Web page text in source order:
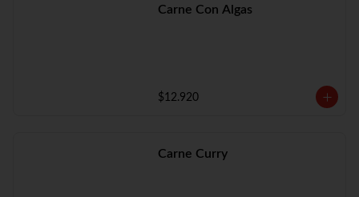
Carne Con Algas
$12.920
Carne Curry